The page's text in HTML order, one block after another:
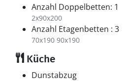
Anzahl Doppelbetten: 1
2x90x200
Anzahl Etagenbetten : 3
70x190 90x190
Küche
Dunstabzug